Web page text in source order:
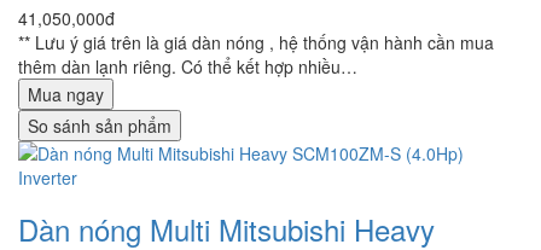
41,050,000đ
** Lưu ý giá trên là giá dàn nóng , hệ thống vận hành cần mua
thêm dàn lạnh riêng. Có thể kết hợp nhiều…
Mua ngay
So sánh sản phẩm
Dàn nóng Multi Mitsubishi Heavy